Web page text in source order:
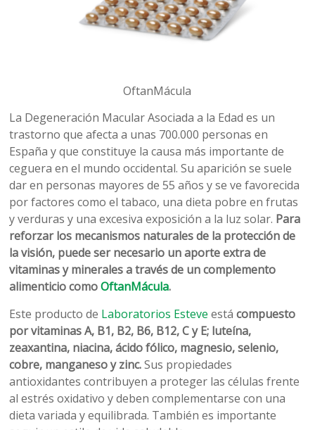
OftanMácula
La Degeneración Macular Asociada a la Edad es un
trastorno que afecta a unas 700.000 personas en
España y que constituye la causa más importante de
ceguera en el mundo occidental. Su aparición se suele
dar en personas mayores de 55 años y se ve favorecida
por factores como el tabaco, una dieta pobre en frutas
y verduras y una excesiva exposición a la luz solar. Para
reforzar los mecanismos naturales de la protección de
la visión, puede ser necesario un aporte extra de
vitaminas y minerales a través de un complemento
alimenticio comoOftanMácula.
Este producto de Laboratorios Esteve está compuesto
por vitaminas A, B1, B2, B6, B12, C y E; luteína,
zeaxantina, niacina, ácido fólico, magnesio, selenio,
cobre, manganeso y zinc.Sus propiedades
antioxidantes contribuyen a proteger las células frente
al estrés oxidativo y deben complementarse con una
dieta variada y equilibrada. También es importante